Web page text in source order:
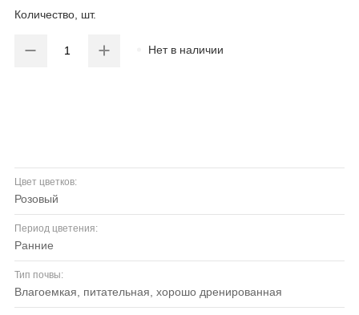
Количество, шт.
Нет в наличии
Цвет цветков:
розовый
Период цветения:
ранние
Тип почвы:
влагоемкая, питательная, хорошо дренированная